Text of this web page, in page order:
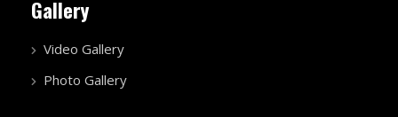
Gallery
Video Gallery
Photo Gallery